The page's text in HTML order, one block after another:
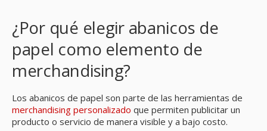
¿Por qué elegir abanicos de
papel como elemento de
merchandising?
Los abanicos de papel son parte de las herramientas de
merchandising personalizado que permiten publicitar un
producto o servicio de manera visible y a bajo costo.